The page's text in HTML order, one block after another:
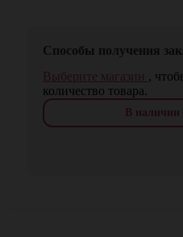
Способы получения
Выберите магазин ,
количество товара.
В наличии